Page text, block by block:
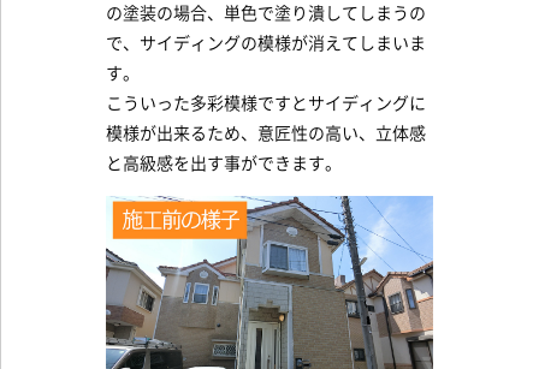
の塗装の場合、単色で塗り潰してしまうの
で、サイディングの模様が消えてしまいま
す。
こういった多彩模様ですとサイディングに
模様が出来るため、意匠性の高い、立体感
と高級感を出す事ができます。